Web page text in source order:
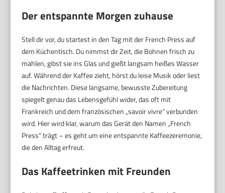
Der entspannte Morgen zuhause
Stell dir vor, du startest in den Tag mit der French Press auf
dem Küchentisch. Du nimmst dir Zeit, die Bohnen frisch zu
mahlen, gibst sie ins Glas und gießt langsam heißes Wasser
auf. Während der Kaffee zieht, hörst du leise Musik oder liest
die Nachrichten. Diese langsame, bewusste Zubereitung
spiegelt genau das Lebensgefühl wider, das oft mit
Frankreich und dem französischen „savoir vivre“ verbunden
wird. Hier wird klar, warum das Gerät den Namen „French
Press“ trägt – es geht um eine entspannte Kaffeezeremonie,
die den Alltag erfreut.
Das Kaffeetrinken mit Freunden